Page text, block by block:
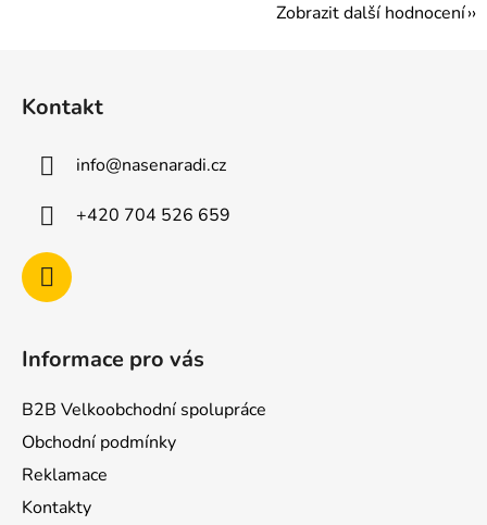
Zobrazit další hodnocení
Kontakt
info@nasenaradi.cz
+420 704 526 659
Informace pro vás
B2B Velkoobchodní spolupráce
Obchodní podmínky
Reklamace
Kontakty